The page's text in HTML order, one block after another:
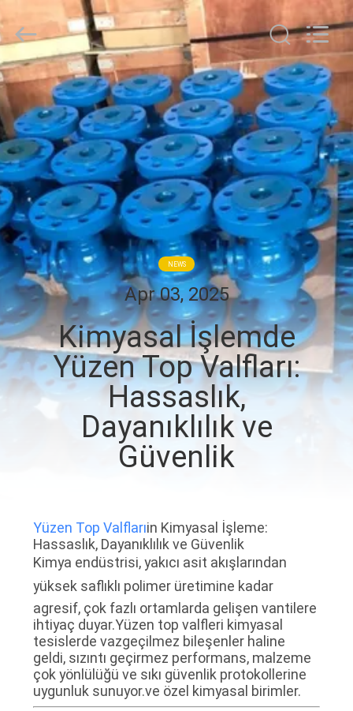
EVDE
ÜRÜN
BIZIM
HAKKIMIZDA
FABRIKA
TURU
KALITE
KONTROLÜ
İLETIŞIM
İNDIRIM
İSTE
SITE
HARITASI
valve
group.
All
Reserved.
NEWS
Apr 03, 2025
Kimyasal İşlemde
Yüzen Top Valfları:
Hassaslık,
Dayanıklılık ve
Güvenlik
Yüzen Top Valflarıin Kimyasal İşleme:
Hassaslık, Dayanıklılık ve Güvenlik
Kimya endüstrisi, yakıcı asit akışlarından
yüksek saflıklı polimer üretimine kadar
agresif, çok fazlı ortamlarda gelişen vantilere
ihtiyaç duyar.Yüzen top valfleri kimyasal
tesislerde vazgeçilmez bileşenler haline
geldi, sızıntı geçirmez performans, malzeme
çok yönlülüğü ve sıkı güvenlik protokollerine
uygunluk sunuyor.ve özel kimyasal birimler.